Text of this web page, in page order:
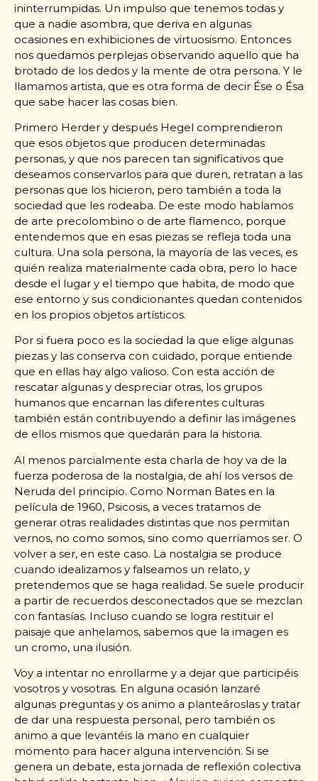
ininterrumpidas. Un impulso que tenemos todas y
que a nadie asombra, que deriva en algunas
ocasiones en exhibiciones de virtuosismo. Entonces
nos quedamos perplejas observando aquello que ha
brotado de los dedos y la mente de otra persona. Y le
llamamos artista, que es otra forma de decir Ése o Ésa
que sabe hacer las cosas bien.
Primero Herder y después Hegel comprendieron
que esos objetos que producen determinadas
personas, y que nos parecen tan significativos que
deseamos conservarlos para que duren, retratan a las
personas que los hicieron, pero también a toda la
sociedad que les rodeaba. De este modo hablamos
de arte precolombino o de arte flamenco, porque
entendemos que en esas piezas se refleja toda una
cultura. Una sola persona, la mayoría de las veces, es
quién realiza materialmente cada obra, pero lo hace
desde el lugar y el tiempo que habita, de modo que
ese entorno y sus condicionantes quedan contenidos
en los propios objetos artísticos.
Por si fuera poco es la sociedad la que elige algunas
piezas y las conserva con cuidado, porque entiende
que en ellas hay algo valioso. Con esta acción de
rescatar algunas y despreciar otras, los grupos
humanos que encarnan las diferentes culturas
también están contribuyendo a definir las imágenes
de ellos mismos que quedarán para la historia.
Al menos parcialmente esta charla de hoy va de la
fuerza poderosa de la nostalgia, de ahí los versos de
Neruda del principio. Como Norman Bates en la
película de 1960, Psicosis, a veces tratamos de
generar otras realidades distintas que nos permitan
vernos, no como somos, sino como querríamos ser. O
volver a ser, en este caso. La nostalgia se produce
cuando idealizamos y falseamos un relato, y
pretendemos que se haga realidad. Se suele producir
a partir de recuerdos desconectados que se mezclan
con fantasías. Incluso cuando se logra restituir el
paisaje que anhelamos, sabemos que la imagen es
un cromo, una ilusión.
Voy a intentar no enrollarme y a dejar que participéis
vosotros y vosotras. En alguna ocasión lanzaré
algunas preguntas y os animo a planteároslas y tratar
de dar una respuesta personal, pero también os
animo a que levantéis la mano en cualquier
momento para hacer alguna intervención. Si se
genera un debate, esta jornada de reflexión colectiva